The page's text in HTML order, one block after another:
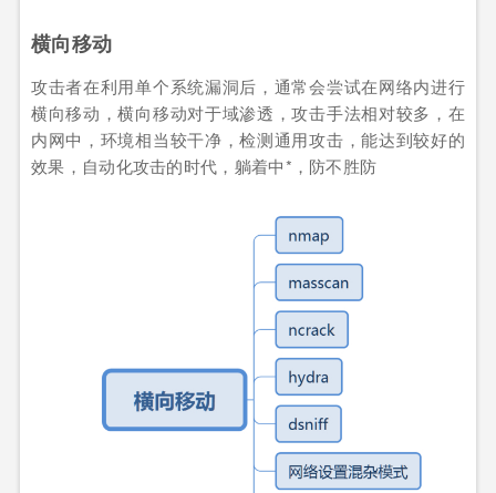
横向移动
攻击者在利用单个系统漏洞后，通常会尝试在网络内进行
横向移动，横向移动对于域渗透，攻击手法相对较多，在
内网中，环境相当较干净，检测通用攻击，能达到较好的
效果，自动化攻击的时代，躺着中*，防不胜防